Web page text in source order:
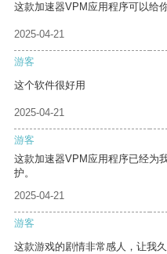
这款加速器VPM应用程序可以给
2025-04-21
游客
这个软件很好用
2025-04-21
游客
这款加速器VPM应用程序已经为
护。
2025-04-21
游客
这款游戏的剧情非常感人，让我久